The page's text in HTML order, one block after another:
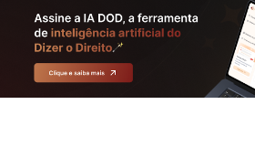
JURISPRUDÊNCIA
INFORMATIVOS